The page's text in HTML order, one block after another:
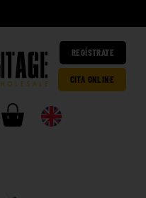
REGÍSTRATE
CITA ONLINE